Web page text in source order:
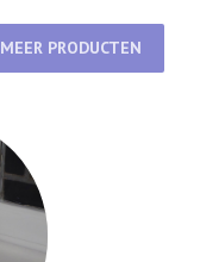
MEER PRODUCTEN